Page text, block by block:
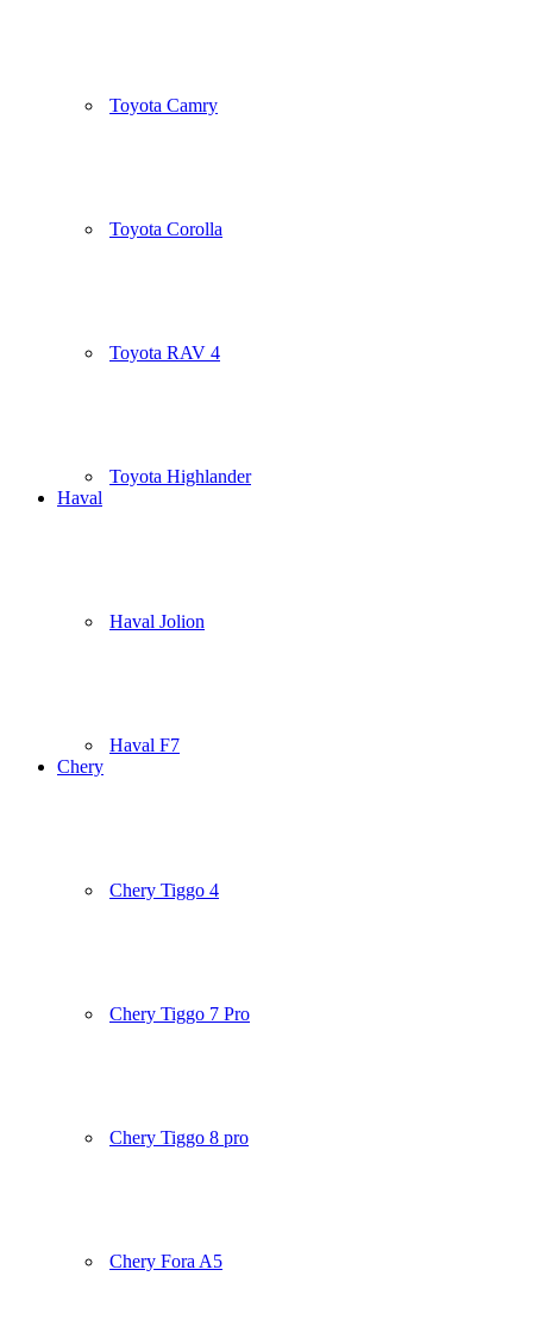
Toyota Camry
Toyota Corolla
Toyota RAV 4
Toyota Highlander
Haval
Haval Jolion
Haval F7
Chery
Chery Tiggo 4
Chery Tiggo 7 Pro
Chery Tiggo 8 pro
Chery Fora A5